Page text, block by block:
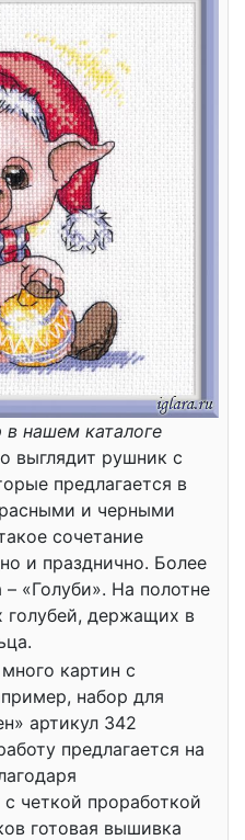
нашем каталоге
выглядит рушник с
предлагается в
и черными
сочетание
и празднично. Более
«Голуби». На полотне
голубей, держащих в
картин с
набор для
артикул 342
предлагается на
четкой проработкой
готовая вышивка